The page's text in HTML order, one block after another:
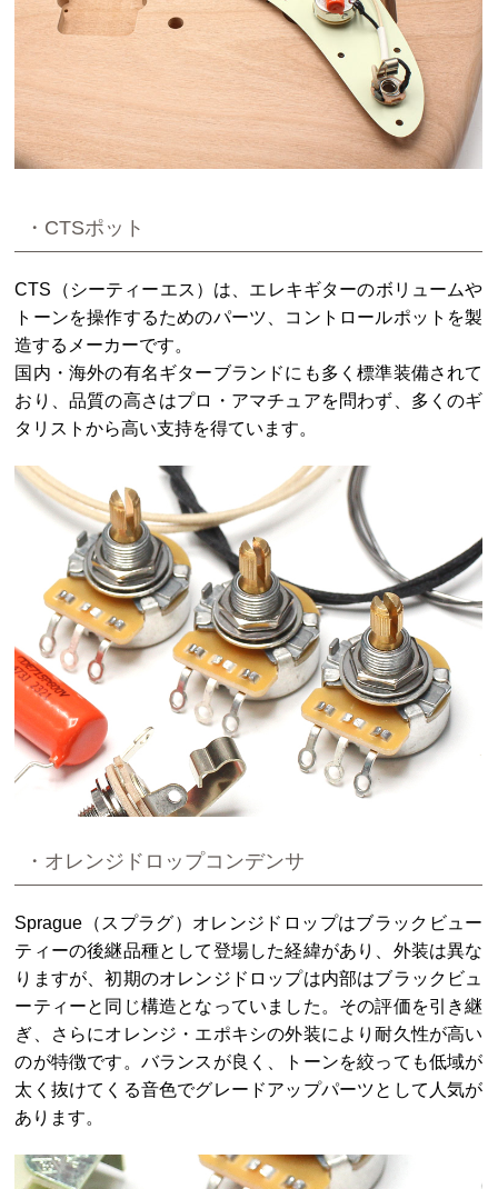
・CTSポット
CTS（シーティーエス）は、エレキギターのボリュームや
トーンを操作するためのパーツ、コントロールポットを製
造するメーカーです。
国内・海外の有名ギターブランドにも多く標準装備されて
おり、品質の高さはプロ・アマチュアを問わず、多くのギ
タリストから高い支持を得ています。
・オレンジドロップコンデンサ
Sprague（スプラグ）オレンジドロップはブラックビュー
ティーの後継品種として登場した経緯があり、外装は異な
りますが、初期のオレンジドロップは内部はブラックビュ
ーティーと同じ構造となっていました。その評価を引き継
ぎ、さらにオレンジ・エポキシの外装により耐久性が高い
のが特徴です。バランスが良く、トーンを絞っても低域が
太く抜けてくる音色でグレードアップパーツとして人気が
あります。